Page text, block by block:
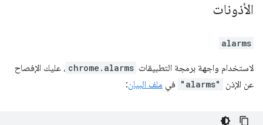
الأذونات
alarms
لاستخدام واجهة برمجة التطبيقات chrome.alarms ، عليك الإفصاح
عن الإذن
"alarms" في ملف البيان: